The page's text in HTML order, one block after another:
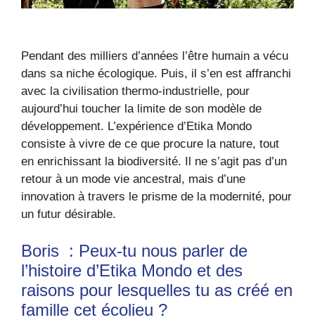
Pendant des milliers d’années l’être humain a vécu
dans sa niche écologique. Puis, il s’en est affranchi
avec la civilisation thermo-industrielle, pour
aujourd’hui toucher la limite de son modèle de
développement. L’expérience d’Etika Mondo
consiste à vivre de ce que procure la nature, tout
en enrichissant la biodiversité. Il ne s’agit pas d’un
retour à un mode vie ancestral, mais d’une
innovation à travers le prisme de la modernité, pour
un futur désirable.
Boris : Peux-tu nous parler de
l’histoire d’Etika Mondo et des
raisons pour lesquelles tu as créé en
famille cet écolieu ?